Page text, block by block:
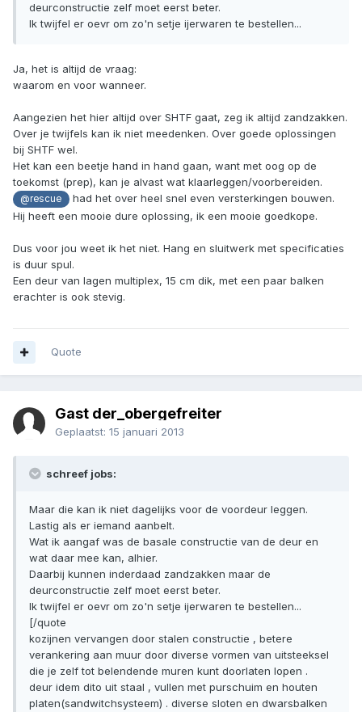
deurconstructie zelf moet eerst beter.
Ik twijfel er oevr om zo'n setje ijerwaren te bestellen...
Ja, het is altijd de vraag:
waarom en voor wanneer.
Aangezien het hier altijd over SHTF gaat, zeg ik altijd zandzakken.
Over je twijfels kan ik niet meedenken. Over goede oplossingen
bij SHTF wel.
Het kan een beetje hand in hand gaan, want met oog op de
toekomst (prep), kan je alvast wat klaarleggen/voorbereiden.
@rescue
had het over heel snel even versterkingen bouwen.
Hij heeft een mooie dure oplossing, ik een mooie goedkope.
Dus voor jou weet ik het niet. Hang en sluitwerk met specificaties
is duur spul.
Een deur van lagen multiplex, 15 cm dik, met een paar balken
erachter is ook stevig.
Quote
Gast der_obergefreiter
Geplaatst: 15 januari 2013
schreef jobs:
Maar die kan ik niet dagelijks voor de voordeur leggen.
Lastig als er iemand aanbelt.
Wat ik aangaf was de basale constructie van de deur en
wat daar mee kan, alhier.
Daarbij kunnen inderdaad zandzakken maar de
deurconstructie zelf moet eerst beter.
Ik twijfel er oevr om zo'n setje ijerwaren te bestellen...
[/quote
kozijnen vervangen door stalen constructie , betere
verankering aan muur door diverse vormen van uitsteeksel
die je zelf tot belendende muren kunt doorlaten lopen .
deur idem dito uit staal , vullen met purschuim en houten
platen(sandwitchsysteem) . diverse sloten en dwarsbalken